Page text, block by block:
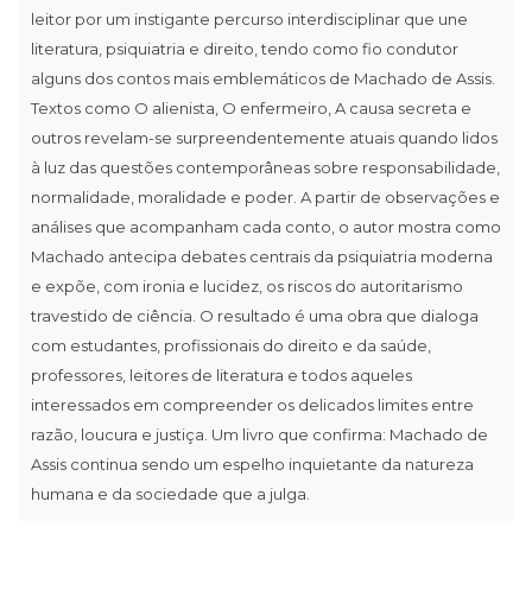
leitor por um instigante percurso interdisciplinar que une
literatura, psiquiatria e direito, tendo como fio condutor
alguns dos contos mais emblemáticos de Machado de Assis.
Textos como O alienista, O enfermeiro, A causa secreta e
outros revelam-se surpreendentemente atuais quando lidos
à luz das questões contemporâneas sobre responsabilidade,
normalidade, moralidade e poder. A partir de observações e
análises que acompanham cada conto, o autor mostra como
Machado antecipa debates centrais da psiquiatria moderna
e expõe, com ironia e lucidez, os riscos do autoritarismo
travestido de ciência. O resultado é uma obra que dialoga
com estudantes, profissionais do direito e da saúde,
professores, leitores de literatura e todos aqueles
interessados em compreender os delicados limites entre
razão, loucura e justiça. Um livro que confirma: Machado de
Assis continua sendo um espelho inquietante da natureza
humana e da sociedade que a julga.